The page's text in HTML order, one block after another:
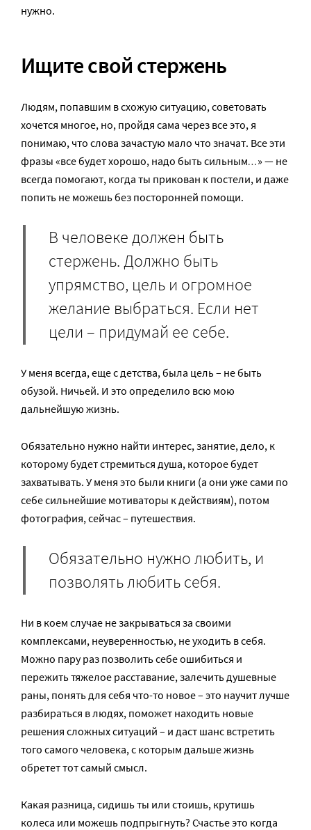
нужно.
Ищите свой стержень
Людям, попавшим в схожую ситуацию, советовать
хочется многое, но, пройдя сама через все это, я
понимаю, что слова зачастую мало что значат. Все эти
фразы «все будет хорошо, надо быть сильным…» — не
всегда помогают, когда ты прикован к постели, и даже
попить не можешь без посторонней помощи.
В человеке должен быть
стержень. Должно быть
упрямство, цель и огромное
желание выбраться. Если нет
цели – придумай ее себе.
У меня всегда, еще с детства, была цель – не быть
обузой. Ничьей. И это определило всю мою
дальнейшую жизнь.
Обязательно нужно найти интерес, занятие, дело, к
которому будет стремиться душа, которое будет
захватывать. У меня это были книги (а они уже сами по
себе сильнейшие мотиваторы к действиям), потом
фотография, сейчас – путешествия.
Обязательно нужно любить, и
позволять любить себя.
Ни в коем случае не закрываться за своими
комплексами, неуверенностью, не уходить в себя.
Можно пару раз позволить себе ошибиться и
пережить тяжелое расставание, залечить душевные
раны, понять для себя что-то новое – это научит лучше
разбираться в людях, поможет находить новые
решения сложных ситуаций – и даст шанс встретить
того самого человека, с которым дальше жизнь
обретет тот самый смысл.
Какая разница, сидишь ты или стоишь, крутишь
колеса или можешь подпрыгнуть? Счастье это когда